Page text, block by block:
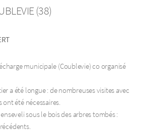
(38)
municipale (Coublevie) co organisé
a été longue : de nombreuses visites avec
été nécessaires.
sous le bois des arbres tombés :